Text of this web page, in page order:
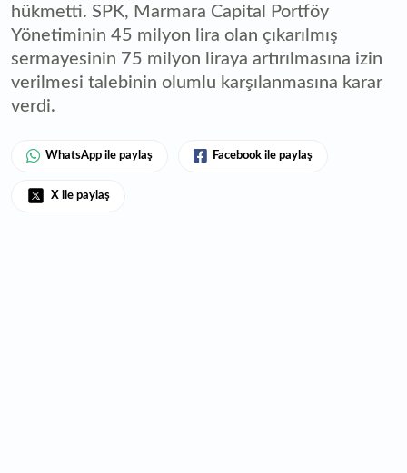
hükmetti. SPK, Marmara Capital Portföy
Yönetiminin 45 milyon lira olan çıkarılmış
sermayesinin 75 milyon liraya artırılmasına izin
verilmesi talebinin olumlu karşılanmasına karar
verdi.
WhatsApp ile paylaş Facebook ile paylaş
X ile paylaş